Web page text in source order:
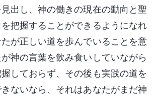
出し、神の働きの現在の動向と聖
把握することができるようになれ
が正しい道を歩んでいることを意
神の言葉を飲み食いしていながら
しておらず、その後も実践の道を
ないなら、それはあなたがまだ神